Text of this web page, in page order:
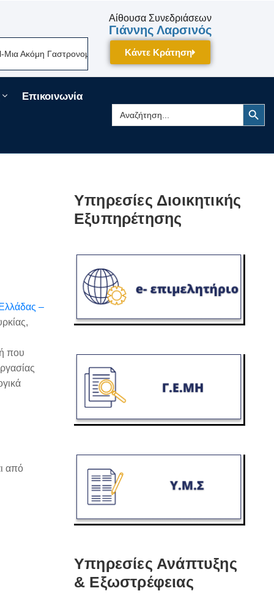
Γιορτή Της Πελοποννήσου Δίνει Ραντεβού Τον
Αίθουσα Συνεδριάσεων
Γιάννης Λαρσινός
Κάντε Κράτηση
Επικοινωνία
Search
for:
Search Button
–
που
από
Υπηρεσίες Διοικητικής
Εξυπηρέτησης
Υπηρεσίες Ανάπτυξης
& Εξωστρέφειας